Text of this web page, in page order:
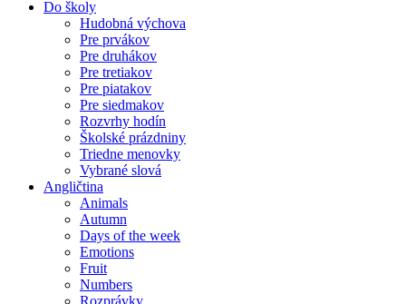
Do školy
Hudobná výchova
Pre prvákov
Pre druhákov
Pre tretiakov
Pre piatakov
Pre siedmakov
Rozvrhy hodín
Školské prázdniny
Triedne menovky
Vybrané slová
Angličtina
Animals
Autumn
Days of the week
Emotions
Fruit
Numbers
Rozprávky